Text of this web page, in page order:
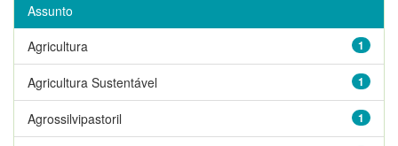
Assunto
1
Agricultura
1
Agricultura Sustentável
1
Agrossilvipastoril